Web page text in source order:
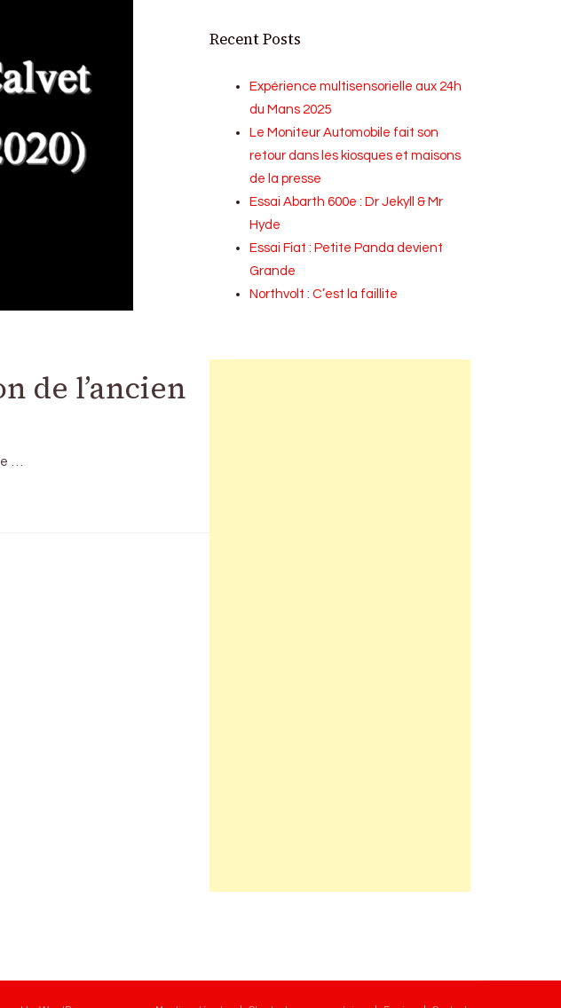
de l’ancien
…
Recent Posts
Expérience multisensorielle aux 24h
du Mans 2025
Le Moniteur Automobile fait son
retour dans les kiosques et maisons
de la presse
Essai Abarth 600e : Dr Jekyll & Mr
Hyde
Essai Fiat : Petite Panda devient
Grande
Northvolt : C’est la faillite